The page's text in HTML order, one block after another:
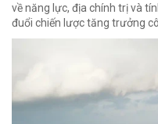
về năng lực, địa chính trị và
đuổi chiến lược tăng trưởng